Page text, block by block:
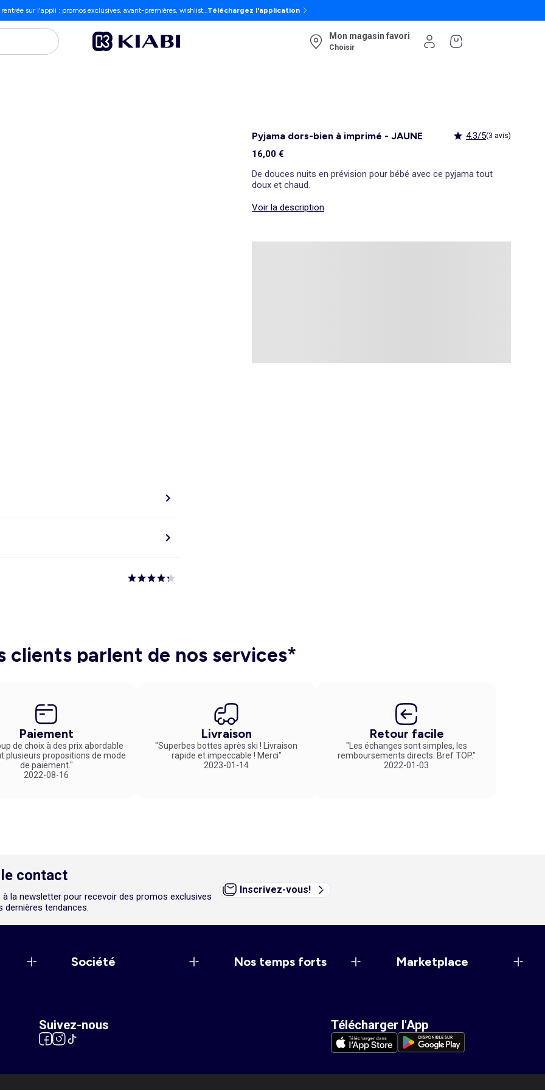
rentrée sur l'appli : promos exclusives, avant-premières, wishlist…Téléchargez l'application
Mon magasin favori
Choisir
Pyjama dors-bien à imprimé - JAUNE 4.3/5(3 avis)
16,00 €
De douces nuits en prévision pour bébé avec ce pyjama tout
doux et chaud.
Voir la description
clients parlent de nos services*
Paiement
de choix à des prix abordable
plusieurs propositions de mode
de paiement."
2022-08-16
Livraison
"Superbes bottes après ski ! Livraison
rapide et impeccable ! Merci"
2023-01-14
Retour facile
"Les échanges sont simples, les
remboursements directs. Bref TOP."
2022-01-03
contact
la newsletter pour recevoir des promos exclusives
dernières tendances.
Inscrivez-vous!
Société Nos temps forts Marketplace
Suivez-nous Télécharger l'App